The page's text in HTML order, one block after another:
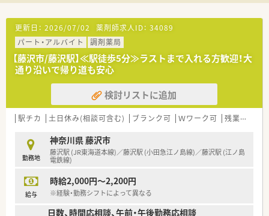
更新日： 2026/07/02 薬剤師求人ID： 34089
パート・アルバイト
調剤薬局
【藤沢市/藤沢駅】≪駅徒歩5分≫ラストまで入れる方歓迎！大
通り沿いで帰り道も安心
検討リストに追加
駅チカ 土日休み(相談可含む) ブランク可 Ｗワーク可 残業なし(ほぼなし含む)
勤務地
神奈川県 藤沢市
藤沢駅 (JR東海道本線)／藤沢駅 (小田急江ノ島線)／藤沢駅 (江ノ島
電鉄線)
給与
時給2,000円～2,200円
※経験・勤務シフトによって異なる
日数、時間応相談、午前・午後勤務応相談